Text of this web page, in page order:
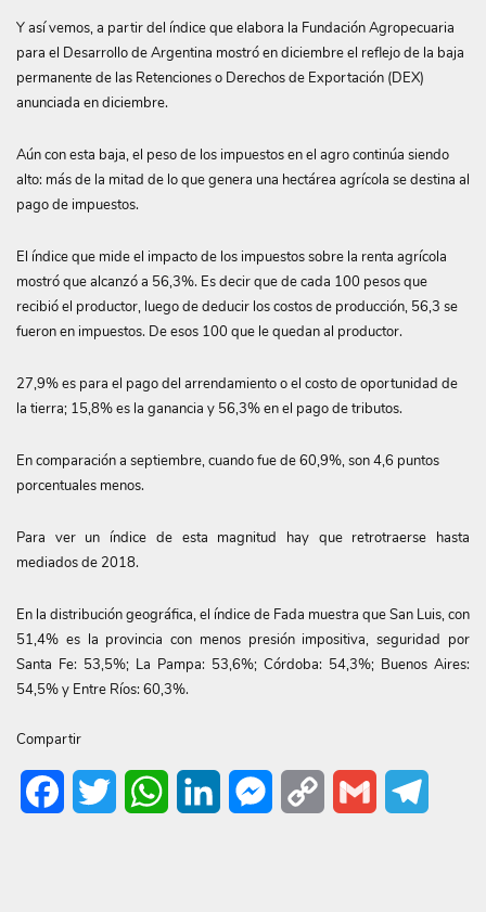
Y así vemos, a partir del índice que elabora la Fundación Agropecuaria
para el Desarrollo de Argentina mostró en diciembre el reflejo de la baja
permanente de las Retenciones o Derechos de Exportación (DEX)
anunciada en diciembre.
Aún con esta baja, el peso de los impuestos en el agro continúa siendo
alto: más de la mitad de lo que genera una hectárea agrícola se destina al
pago de impuestos.
El índice que mide el impacto de los impuestos sobre la renta agrícola
mostró que alcanzó a 56,3%. Es decir que de cada 100 pesos que
recibió el productor, luego de deducir los costos de producción, 56,3 se
fueron en impuestos. De esos 100 que le quedan al productor.
27,9% es para el pago del arrendamiento o el costo de oportunidad de
la tierra; 15,8% es la ganancia y 56,3% en el pago de tributos.
En comparación a septiembre, cuando fue de 60,9%, son 4,6 puntos
porcentuales menos.
Para ver un índice de esta magnitud hay que retrotraerse hasta
mediados de 2018.
En la distribución geográfica, el índice de Fada muestra que San Luis, con
51,4% es la provincia con menos presión impositiva, seguridad por
Santa Fe: 53,5%; La Pampa: 53,6%; Córdoba: 54,3%; Buenos Aires:
54,5% y Entre Ríos: 60,3%.
Compartir
FacebookTwitter WhatsAppLinkedIn Messenger
Copy
Gmail